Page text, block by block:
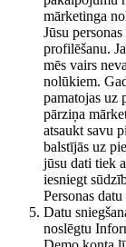
mārketinga
Jūsu
profilēšanu.
mēs vairs
nolūkiem.
pamatojas uz
pārziņa
atsaukt savu
balstījās uz
jūsu dati tiek
iesniegt
Personas
Datu
noslēgtu